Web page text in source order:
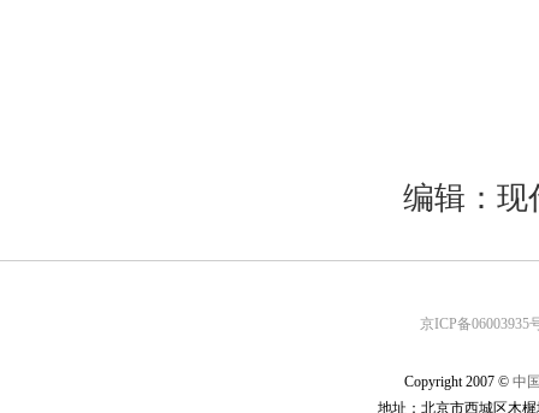
编辑：
京ICP备06003935
Copyright 2007 © 中
地址：北京市西城区木